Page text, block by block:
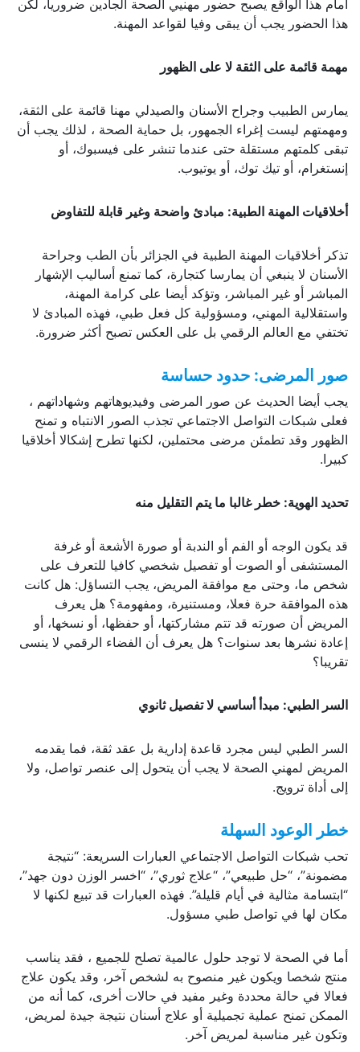
أمام هذا الواقع يصبح حضور مهنيي الصحة الجادين ضروريا، لكن
هذا الحضور يجب أن يبقى وفيا لقواعد المهنة.
مهمة قائمة على الثقة لا على الظهور
يمارس الطبيب وجراح الأسنان والصيدلي مهنا قائمة على الثقة،
ومهمتهم ليست إغراء الجمهور، بل حماية الصحة ، لذلك يجب أن
تبقى كلمتهم مستقلة حتى عندما تنشر على فيسبوك، أو
إنستغرام، أو تيك توك، أو يوتيوب.
أخلاقيات المهنة الطبية: مبادئ واضحة وغير قابلة للتفاوض
تذكر أخلاقيات المهنة الطبية في الجزائر بأن الطب وجراحة
الأسنان لا ينبغي أن يمارسا كتجارة، كما تمنع أساليب الإشهار
المباشر أو غير المباشر، وتؤكد أيضا على كرامة المهنة،
واستقلالية المهني، ومسؤولية كل فعل طبي، فهذه المبادئ لا
تختفي مع العالم الرقمي بل على العكس تصبح أكثر ضرورة.
صور المرضى: حدود حساسة
يجب أيضا الحديث عن صور المرضى وفيديوهاتهم وشهاداتهم ،
فعلى شبكات التواصل الاجتماعي تجذب الصور الانتباه و تمنح
الظهور وقد تطمئن مرضى محتملين، لكنها تطرح إشكالا أخلاقيا
كبيرا.
تحديد الهوية: خطر غالبا ما يتم التقليل منه
قد يكون الوجه أو الفم أو الندبة أو صورة الأشعة أو غرفة
المستشفى أو الصوت أو تفصيل شخصي كافيا للتعرف على
شخص ما، وحتى مع موافقة المريض، يجب التساؤل: هل كانت
هذه الموافقة حرة فعلا، ومستنيرة، ومفهومة؟ هل يعرف
المريض أن صورته قد تتم مشاركتها، أو حفظها، أو نسخها، أو
إعادة نشرها بعد سنوات؟ هل يعرف أن الفضاء الرقمي لا ينسى
تقريبا؟
السر الطبي: مبدأ أساسي لا تفصيل ثانوي
السر الطبي ليس مجرد قاعدة إدارية بل عقد ثقة، فما يقدمه
المريض لمهني الصحة لا يجب أن يتحول إلى عنصر تواصل، ولا
إلى أداة ترويج.
خطر الوعود السهلة
تحب شبكات التواصل الاجتماعي العبارات السريعة: “نتيجة
مضمونة”، “حل طبيعي”، “علاج ثوري”، “اخسر الوزن دون جهد”،
“ابتسامة مثالية في أيام قليلة”. فهذه العبارات قد تبيع لكنها لا
مكان لها في تواصل طبي مسؤول.
أما في الصحة لا توجد حلول عالمية تصلح للجميع ، فقد يناسب
منتج شخصا ويكون غير منصوح به لشخص آخر، وقد يكون علاج
فعالا في حالة محددة وغير مفيد في حالات أخرى، كما أنه من
الممكن تمنح عملية تجميلية أو علاج أسنان نتيجة جيدة لمريض،
وتكون غير مناسبة لمريض آخر.